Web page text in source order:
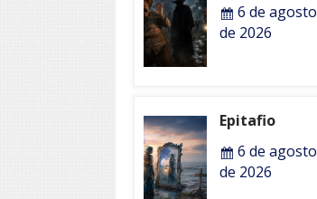
6 de agosto
de 2026
Epitafio
6 de agosto
de 2026